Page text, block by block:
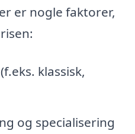
er nogle faktorer,
klassisk,
og specialisering